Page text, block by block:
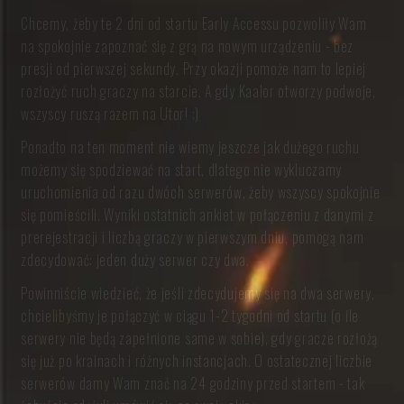
Chcemy, żeby te 2 dni od startu Early Accessu pozwoliły Wam
na spokojnie zapoznać się z grą na nowym urządzeniu - bez
presji od pierwszej sekundy. Przy okazji pomoże nam to lepiej
rozłożyć ruch graczy na starcie. A gdy Kaalor otworzy podwoje,
wszyscy ruszą razem na Utor! :)
Ponadto na ten moment nie wiemy jeszcze jak dużego ruchu
możemy się spodziewać na start, dlatego nie wykluczamy
uruchomienia od razu dwóch serwerów, żeby wszyscy spokojnie
się pomieścili. Wyniki ostatnich ankiet w połączeniu z danymi z
prerejestracji i liczbą graczy w pierwszym dniu, pomogą nam
zdecydować: jeden duży serwer czy dwa.
Powinniście wiedzieć, że jeśli zdecydujemy się na dwa serwery,
chcielibyśmy je połączyć w ciągu 1-2 tygodni od startu (o ile
serwery nie będą zapełnione same w sobie), gdy gracze rozłożą
się już po krainach i różnych instancjach. O ostatecznej liczbie
serwerów damy Wam znać na 24 godziny przed startem - tak